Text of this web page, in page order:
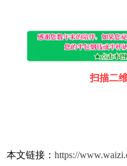
扫描二
本文链接：https://